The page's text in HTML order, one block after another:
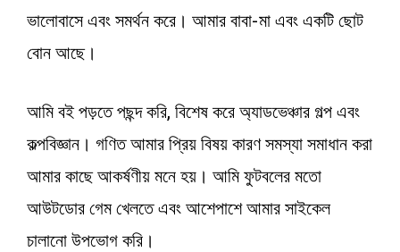
ভালোবাসে এবং সমর্থন করে। আমার বাবা-মা এবং একটি ছোট
বোন আছে।
আমি বই পড়তে পছন্দ করি, বিশেষ করে অ্যাডভেঞ্চার গল্প এবং
কল্পবিজ্ঞান। গণিত আমার প্রিয় বিষয় কারণ সমস্যা সমাধান করা
আমার কাছে আকর্ষণীয় মনে হয়। আমি ফুটবলের মতো
আউটডোর গেম খেলতে এবং আশেপাশে আমার সাইকেল
চালানো উপভোগ করি।